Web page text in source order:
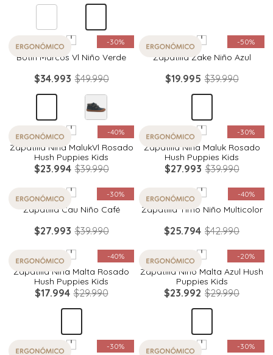
-30%
Quickview
Botin Marcos Vl Niño Verde
$34.993 $49.990
-50%
Quickview
Zapatilla Zake Niño Azul
$19.995 $39.990
-40%
Quickview
Zapatilla Niña MalukVl Rosado
Hush Puppies Kids
$23.994 $39.990
-30%
Quickview
Zapatilla Niña Maluk Rosado
Hush Puppies Kids
$27.993 $39.990
-30%
Quickview
Zapatilla Cau Niño Café
$27.993 $39.990
-40%
Quickview
Zapatilla Timo Niño Multicolor
$25.794 $42.990
-40%
Quickview
Zapatilla Niña Malta Rosado
Hush Puppies Kids
$17.994 $29.990
-20%
Quickview
Zapatilla Niño Malta Azul Hush
Puppies Kids
$23.992 $29.990
-30%
Quickview
-30%
Quickview